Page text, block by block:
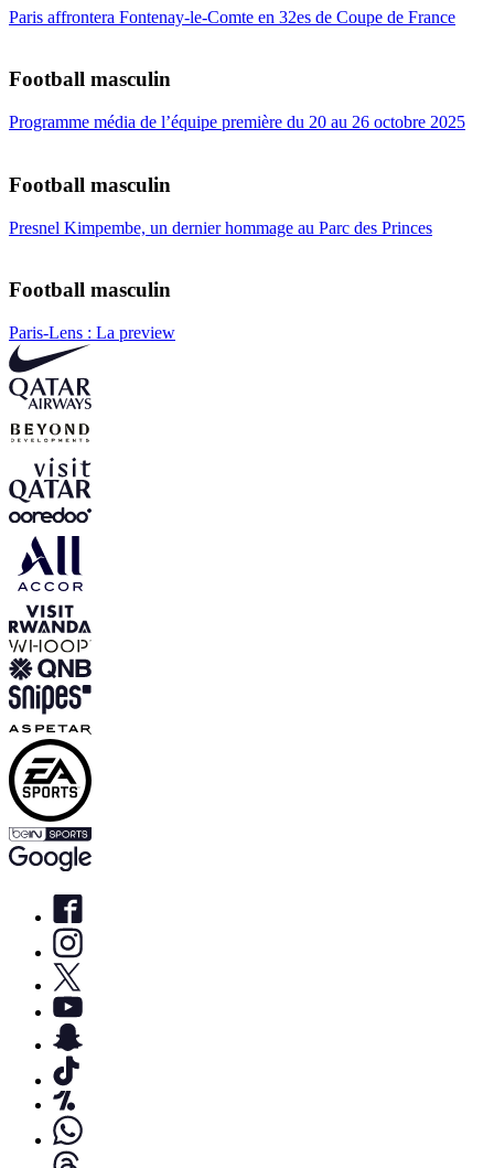
Paris affrontera Fontenay-le-Comte en 32es de Coupe de France
Football masculin
Programme média de l’équipe première du 20 au 26 octobre 2025
Football masculin
Presnel Kimpembe, un dernier hommage au Parc des Princes
Football masculin
Paris-Lens : La preview